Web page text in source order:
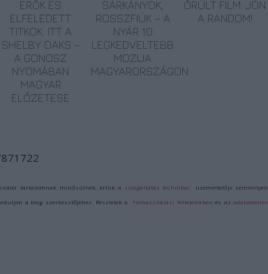
ERŐK ÉS
ELFELEDETT
TITKOK: ITT A
SHELBY OAKS –
A GONOSZ
NYOMÁBAN
MAGYAR
ELŐZETESE
SÁRKÁNYOK,
ROSSZFIÚK – A
NYÁR 10
LEGKEDVELTEBB
MOZIJA
MAGYARORSZÁGON
ŐRÜLT FILM: JÖN
A RANDOM!
tartalomnak minősülnek, értük a szolgáltatás technikai üzemeltetője semmilyen
a blog szerkesztőjéhez. Részletek a Felhasználási feltételekben és azadatvédelmi